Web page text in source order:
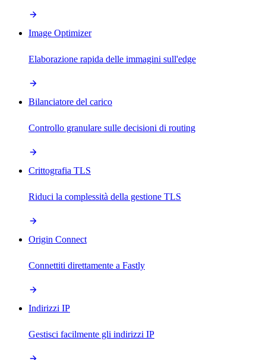
Image Optimizer
Elaborazione rapida delle immagini sull'edge
Bilanciatore del carico
Controllo granulare sulle decisioni di routing
Crittografia TLS
Riduci la complessità della gestione TLS
Origin Connect
Connettiti direttamente a Fastly
Indirizzi IP
Gestisci facilmente gli indirizzi IP